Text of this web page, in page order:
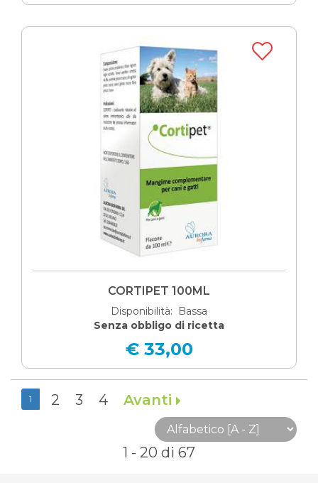
CORTIPET 100ML
Disponibilità: Bassa
Senza obbligo di ricetta
€ 33,00
1 2 3 4 Avanti
1 - 20 di 67